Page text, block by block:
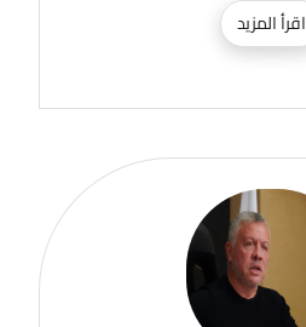
اقرأ المزيد